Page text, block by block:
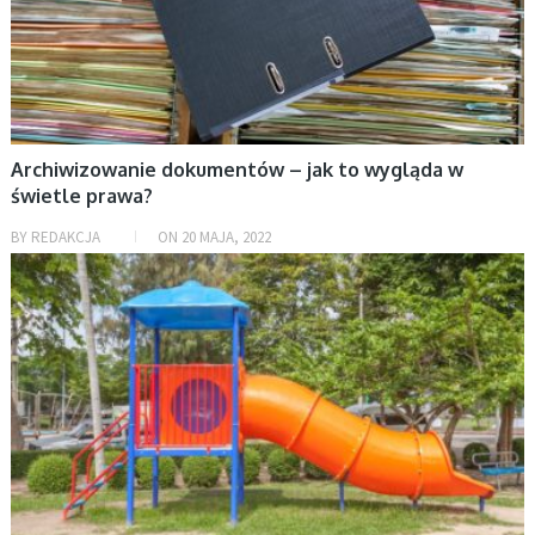
Archiwizowanie dokumentów – jak to wygląda w
świetle prawa?
BY REDAKCJA ON 20 MAJA, 2022
AKTUALNOŚCI, ROZRYWKA